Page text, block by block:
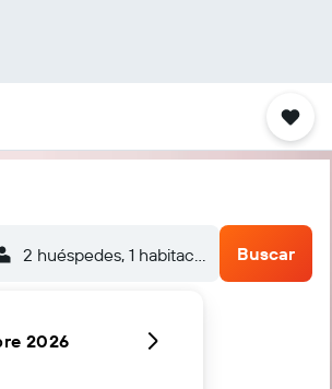
2 huéspedes, 1 habitación Buscar
2026